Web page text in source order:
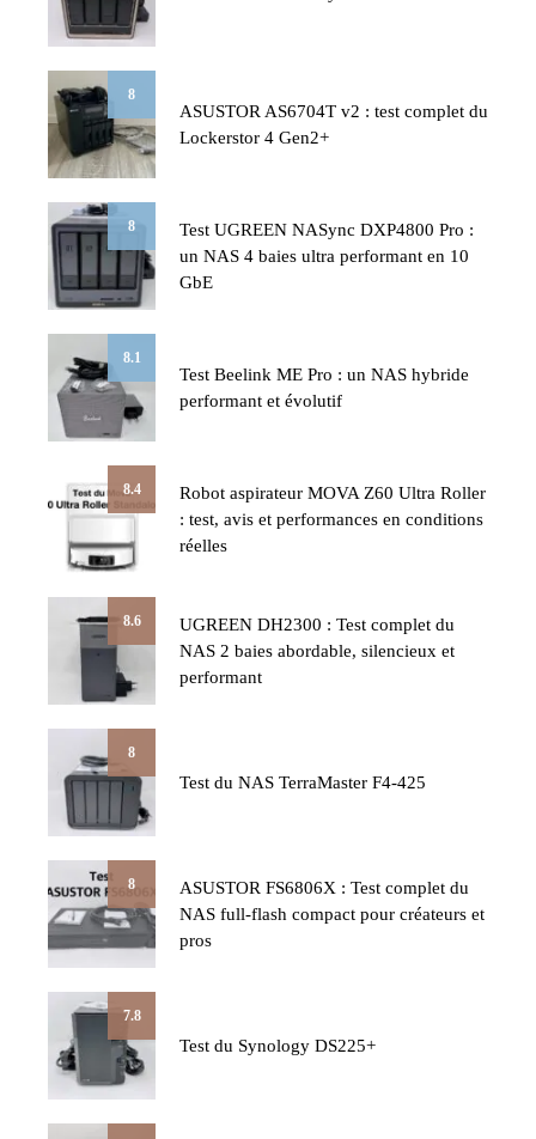
8
ASUSTOR AS6704T v2 : test complet du
Lockerstor 4 Gen2+
8
Test UGREEN NASync DXP4800 Pro :
un NAS 4 baies ultra performant en 10
GbE
8.1
Test Beelink ME Pro : un NAS hybride
performant et évolutif
8.4
Robot aspirateur MOVA Z60 Ultra Roller
: test, avis et performances en conditions
réelles
8.6
UGREEN DH2300 : Test complet du
NAS 2 baies abordable, silencieux et
performant
8
Test du NAS TerraMaster F4-425
8
ASUSTOR FS6806X : Test complet du
NAS full-flash compact pour créateurs et
pros
7.8
Test du Synology DS225+